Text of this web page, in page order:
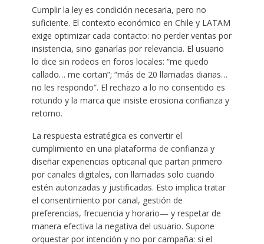
Cumplir la ley es condición necesaria, pero no
suficiente. El contexto económico en Chile y LATAM
exige optimizar cada contacto: no perder ventas por
insistencia, sino ganarlas por relevancia. El usuario
lo dice sin rodeos en foros locales: “me quedo
callado… me cortan”; “más de 20 llamadas diarias…
no les respondo”. El rechazo a lo no consentido es
rotundo y la marca que insiste erosiona confianza y
retorno.
La respuesta estratégica es convertir el
cumplimiento en una plataforma de confianza y
diseñar experiencias opticanal que partan primero
por canales digitales, con llamadas solo cuando
estén autorizadas y justificadas. Esto implica tratar
el consentimiento por canal, gestión de
preferencias, frecuencia y horario— y respetar de
manera efectiva la negativa del usuario. Supone
orquestar por intención y no por campaña: si el